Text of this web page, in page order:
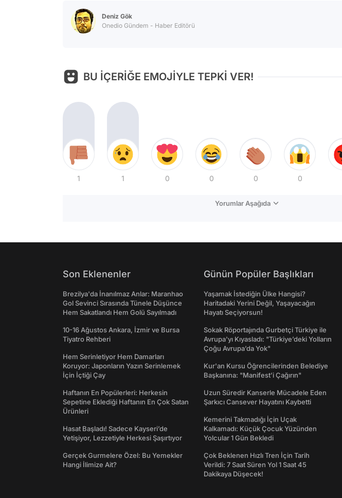
Deniz Gök
Onedio Gündem - Haber Editörü
BU İÇERİĞE EMOJİYLE TEPKİ VER!
1 1 0 0 0 0
Yorumlar Aşağıda
Son Eklenenler
Brezilya'da İnanılmaz Anlar: Maranhao
Gol Sevinci Sırasında Tünele Düşünce
Hem Sakatlandı Hem Golü Sayılmadı
10-16 Ağustos Ankara, İzmir ve Bursa
Tiyatro Rehberi
Hem Serinletiyor Hem Damarları
Koruyor: Japonların Yazın Serinlemek
İçin İçtiği Çay
Haftanın En Popülerleri: Herkesin
Sepetine Eklediği Haftanın En Çok Satan
Ürünleri
Hasat Başladı! Sadece Kayseri’de
Yetişiyor, Lezzetiyle Herkesi Şaşırtıyor
Gerçek Gurmelere Özel: Bu Yemekler
Hangi İlimize Ait?
Günün Popüler Başlıkları
Yaşamak İstediğin Ülke Hangisi?
Haritadaki Yerini Değil, Yaşayacağın
Hayatı Seçiyorsun!
Sokak Röportajında Gurbetçi Türkiye ile
Avrupa'yı Kıyasladı: "Türkiye’deki Yolların
Çoğu Avrupa’da Yok"
Kur'an Kursu Öğrencilerinden Belediye
Başkanına: "Manifest’i Çağırın"
Uzun Süredir Kanserle Mücadele Eden
Şarkıcı Cansever Hayatını Kaybetti
Kemerini Takmadığı İçin Uçak
Kalkamadı: Küçük Çocuk Yüzünden
Yolcular 1 Gün Bekledi
Çok Beklenen Hızlı Tren İçin Tarih
Verildi: 7 Saat Süren Yol 1 Saat 45
Dakikaya Düşecek!